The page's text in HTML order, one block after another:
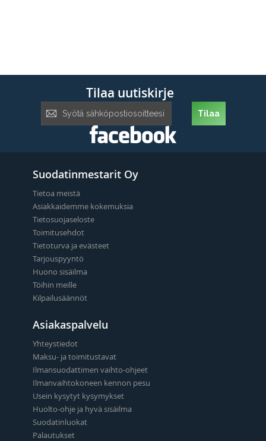
Tilaa uutiskirje
uutiskirje:
Tilaa
Suodatinmestarit Oy
Tietoa meistä
Asiakkaidemme kokemuksia
Tietosuojaseloste
Toimitusehdot
Tietoturva ja evästeet
Tarjouspyyntö
Huono sisäilma
Töihin meille
Kilpailusäännöt
Asiakaspalvelu
Yhteystiedot
Maksu- ja toimitustavat
Ilmansuodattimen vaihto-ohjeet
Ilmanvaihtokoneen kennon pesu
Usein kysytyt kysymykset
Huolto-ohje ja hyvä sisäilma
Suodatinluokat
Palautukset